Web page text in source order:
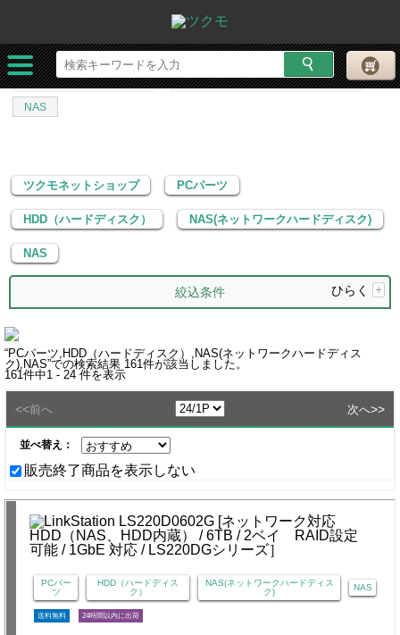
ツクモネットショップ
PCパーツ
HDD（ハードディスク）
NAS(ネットワークハードディスク)
NAS
ツクモネットショップ PCパーツ
HDD（ハードディスク） NAS(ネットワークハードディスク)
NAS
絞込条件 ひらく +
“PCパーツ,HDD（ハードディスク）,NAS(ネットワークハードディス
ク),NAS”での検索結果 161 件が該当しました。
161 件中1 - 24 件を表示
<<前へ 次へ>>
並べ替え：
販売終了商品を表示しない
PCパー
ツ
HDD（ハードディス
ク）
NAS(ネットワークハードディス
ク)
NAS
送料無料 24時間以内に出荷